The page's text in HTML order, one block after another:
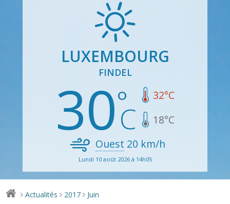
LUXEMBOURG
FINDEL
30 32°C
18°C
Ouest 20 km/h
Lundi 10 août 2026 à 14h05
> Actualités > 2017 > Juin